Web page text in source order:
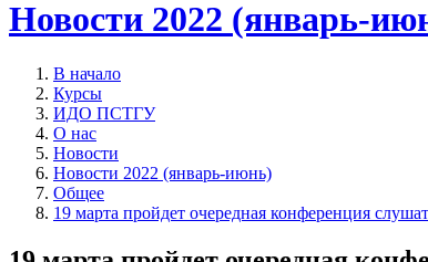
Новости 2022 (январь-
В начало
Курсы
ИДО ПСТГУ
О нас
Новости
Новости 2022 (январь-июнь)
Общее
19 марта пройдет очередная конференция